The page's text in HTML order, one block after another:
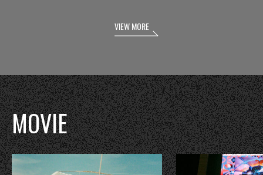
VIEW MORE
MOVIE